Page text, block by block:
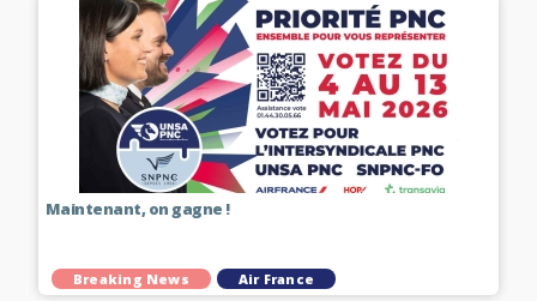
Maintenant, on gagne !
Breaking News Air France